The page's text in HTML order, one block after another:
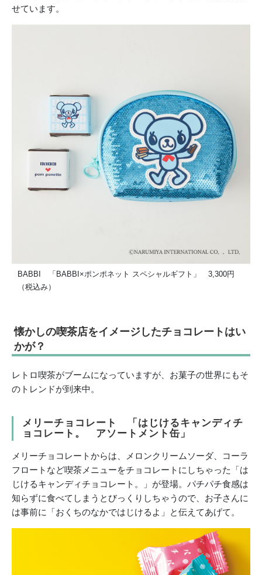
せています。
BABBI 「BABBI×ポンポネット スペシャルギフト」 3,300円
（税込み）
懐かしの喫茶店をイメージしたチョコレートはい
かが？
レトロ喫茶がブームになっていますが、お菓子の世界にもそ
のトレンドが到来中。
メリーチョコレート 「はじけるキャンディチ
ョコレート。 アソートメント缶」
メリーチョコレートからは、メロンクリームソーダ、コーラ
フロートなど喫茶メニューをチョコレートにしちゃった「は
じけるキャンディチョコレート。」が登場。パチパチ食感は
知らずに食べてしまうとびっくりしちゃうので、お子さんに
は事前に「おくちのなかではじけるよ」と伝えてあげて。